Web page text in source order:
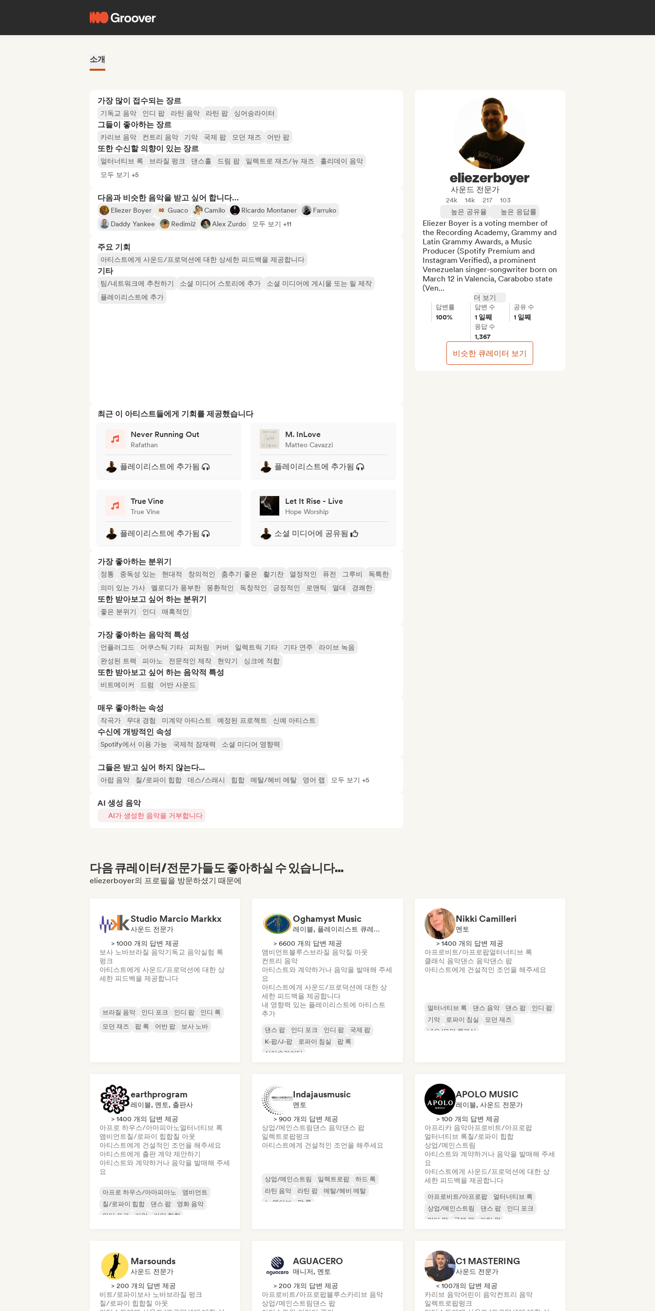
소개
가장 많이 접수되는 장르
기독교 음악 인디 팝 라틴 음악 라틴 팝 싱어송라이터
그들이 좋아하는 장르
카리브 음악 컨트리 음악 기악 국제 팝 모던 재즈 어반 팝
또한 수신할 의향이 있는 장르
얼터너티브 록 브라질 펑크 댄스홀 드림 팝 일렉트로 재즈/뉴 재즈
홀리데이 음악
모두 보기 +5
다음과 비슷한 음악을 받고 싶어 합니다…
Eliezer Boyer Guaco Camilo Ricardo Montaner
Farruko
Daddy Yankee
Redimi2 Alex Zurdo 모두 보기 +11
주요 기회
아티스트에게 사운드/프로덕션에 대한 상세한 피드백을 제공합니다
기타
팀/네트워크에 추천하기 소셜 미디어 스토리에 추가
소셜 미디어에 게시물 또는 릴 제작
플레이리스트에 추가
최근 이 아티스트들에게 기회를 제공했습니다
Never Running Out
Rafathan
플레이리스트에 추가됨
M. InLove
Matteo Cavazzi
플레이리스트에 추가됨
True Vine
True Vine
플레이리스트에 추가됨
Let It Rise - Live
Hope Worship
소셜 미디어에 공유됨
가장 좋아하는 분위기
정통 중독성 있는 현대적 창의적인 춤추기 좋은 활기찬 열정적인 퓨전 그루비
독특한
의미 있는 가사
멜로디가 풍부한 몽환적인 독창적인 긍정적인 로맨틱 열대 경쾌한
또한 받아보고 싶어 하는 분위기
좋은 분위기 인디 매혹적인
가장 좋아하는 음악적 특성
언플러그드 어쿠스틱 기타 피처링 커버 일렉트릭 기타 기타 연주
라이브 녹음
완성된 트랙
피아노 전문적인 제작 현악기 싱크에 적합
또한 받아보고 싶어 하는 음악적 특성
비트메이커 드럼 어반 사운드
매우 좋아하는 속성
작곡가 무대 경험 미계약 아티스트 예정된 프로젝트 신예 아티스트
수신에 개방적인 속성
Spotify에서 이용 가능 국제적 잠재력 소셜 미디어 영향력
그들은 받고 싶어 하지 않는다...
아랍 음악 칠/로파이 힙합 데스/스래시 힙합 메탈/헤비 메탈 영어 랩 모두 보기 +5
AI 생성 음악
AI가 생성한 음악을 거부합니다
eliezerboyer
사운드 전문가
24k 14k 217
103
높은 공유율
높은 응답률
Eliezer Boyer is a voting member of
the Recording Academy, Grammy and
Latin Grammy Awards, a Music
Producer (Spotify Premium and
Instagram Verified), a prominent
Venezuelan singer-songwriter born on
March 12 in Valencia, Carabobo state
(Ven...
더 보기
답변률
100%
답변 수
1 일째
공유 수
1 일째
응답 수
1,367
비슷한 큐레이터 보기
다음 큐레이터/전문가들도 좋아하실 수 있습니다...
eliezerboyer의 프로필을 방문하셨기 때문에
Studio Marcio Markkx
사운드 전문가
> 1000 개의 답변 제공
보사 노바브라질 음악기독교 음악실험 록
펑크
아티스트에게 사운드/프로덕션에 대한 상
세한 피드백을 제공합니다
브라질 음악 인디 포크 인디 팝
인디 록
모던 재즈
팝 록 어반 팝 보사 노바
Oghamyst Music
레이블, 플레이리스트 큐레이터, 사운드 전문가
> 6600 개의 답변 제공
앰비언트블루스브라질 음악칠 아웃
컨트리 음악
아티스트와 계약하거나 음악을 발매해 주세
요
아티스트에게 사운드/프로덕션에 대한 상
세한 피드백을 제공합니다
내 영향력 있는 플레이리스트에 아티스트
추가
댄스 팝 인디 포크 인디 팝
국제 팝
K-팝/J-팝
로파이 침실
팝 록
싱어송라이터
Nikki Camilleri
멘토
> 1400 개의 답변 제공
아프로비트/아프로팝얼터너티브 록
클래식 음악댄스 음악댄스 팝
아티스트에게 건설적인 조언을 해주세요
얼터너티브 록 댄스 음악 댄스 팝
인디 팝
기악
로파이 침실
모던 재즈
네오/모던 클래식
earthprogram
레이블, 멘토, 출판사
> 1400 개의 답변 제공
아프로 하우스/아마피아노얼터너티브 록
앰비언트칠/로파이 힙합칠 아웃
아티스트에게 건설적인 조언을 해주세요
아티스트에게 출판 계약 제안하기
아티스트와 계약하거나 음악을 발매해 주세
요
아프로 하우스/아마피아노
앰비언트
칠/로파이 힙합
댄스 팝
영화 음악
인디 포크
기악 기악 힙합
Indajausmusic
멘토
> 900 개의 답변 제공
상업/메인스트림댄스 음악댄스 팝
일렉트로팝펑크
아티스트에게 건설적인 조언을 해주세요
상업/메인스트림 일렉트로팝
하드 록
라틴 음악
라틴 팝
메탈/헤비 메탈
뉴 웨이브
팝 록
APOLO MUSIC
레이블, 사운드 전문가
> 100 개의 답변 제공
아프리카 음악아프로비트/아프로팝
얼터너티브 록칠/로파이 힙합
상업/메인스트림
아티스트와 계약하거나 음악을 발매해 주세
요
아티스트에게 사운드/프로덕션에 대한 상
세한 피드백을 제공합니다
아프로비트/아프로팝
얼터너티브 록
상업/메인스트림
댄스 팝
인디 포크
인디 팝
국제 팝 라틴 팝
Marsounds
사운드 전문가
> 200 개의 답변 제공
비트/로파이 보사 노바브라질 펑크
칠/로파이 힙합칠 아웃
AGUACERO
매니저, 멘토
> 200 개의 답변 제공
아프로비트/아프로팝블루스카리브 음악
상업/메인스트림댄스 팝
C1 MASTERING
사운드 전문가
< 100개의 답변 제공
카리브 음악어린이 음악컨트리 음악
일렉트로팝펑크